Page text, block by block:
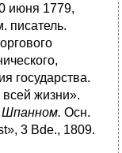
июня 1779,
писатель.
государства.
всей жизни».
Шпанном. Осн.
3 Bde., 1809.